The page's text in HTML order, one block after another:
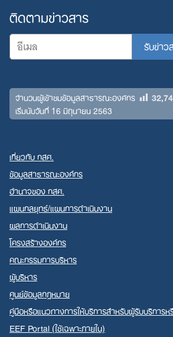
ติดตามข่าวสาร
จำนวนผู้เข้าชมข้อมูลสาธารณะองค์กร
เริ่มนับวันที่ 16 มิถุนายน 2563
เกี่ยวกับ กสศ.
ข้อมูลสาธารณะองค์กร
อำนาจของ กสศ.
แผนกลยุทธ์/แผนการดำเนินงาน
ผลการดำเนินงาน
โครงสร้างองค์กร
คณะกรรมการบริหาร
ผู้บริหาร
ศูนย์ข้อมูลกฎหมาย
คู่มือหรือแนวทางการให้บริการสำหรับผู้รับบริการ
EEF Portal (ใช้เฉพาะภายใน)